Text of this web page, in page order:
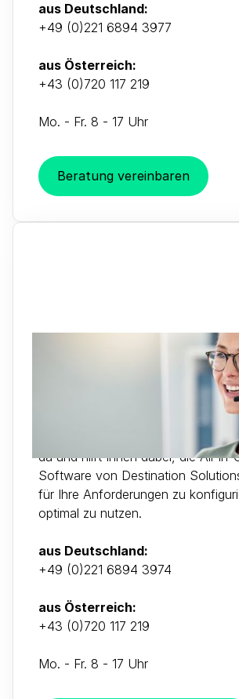
aus Deutschland:
+49 (0)221 6894 3977
aus Österreich:
+43 (0)720 117 219
Mo. - Fr. 8 - 17 Uhr
Beratung vereinbaren
Destinationen &
Erfolgreiche Kunden sind unser
deutschsprachiger Premium
da und hilft Ihnen dabei, die All-in-
Software von Destination
für Ihre Anforderungen zu
optimal zu nutzen.
aus Deutschland:
+49 (0)221 6894 3974
aus Österreich:
+43 (0)720 117 219
Mo. - Fr. 8 - 17 Uhr